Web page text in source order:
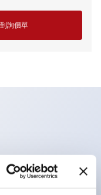
詢價單
結構